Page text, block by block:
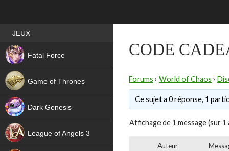
CODE
Forums › World of Chaos ›
Ce sujet a 0 réponse, 1
Affichage de 1 message (sur 1
Auteur
Best RPG games in France
JEUX
Fatal Force
Game of Thrones
Dark Genesis
League of Angels 3